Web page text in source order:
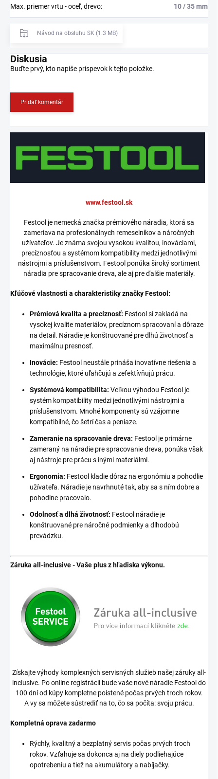
Max. priemer vrtu - oceľ, drevo: 10 / 35 mm
Návod na obsluhu SK (1.3 MB)
Diskusia
Buďte prvý, kto napíše príspevok k tejto položke.
Pridať komentár
www.festool.sk
Festool je nemecká značka prémiového náradia, ktorá sa
zameriava na profesionálnych remeselníkov a náročných
užívateľov. Je známa svojou vysokou kvalitou, inováciami,
precíznosťou a systémom kompatibility medzi jednotlivými
nástrojmi a príslušenstvom. Festool ponúka široký sortiment
náradia pre spracovanie dreva, ale aj pre ďalšie materiály.
Kľúčové vlastnosti a charakteristiky značky Festool:
Prémiová kvalita a precíznosť: Festool si zakladá na
vysokej kvalite materiálov, precíznom spracovaní a dôraze
na detail. Náradie je konštruované pre dlhú životnosť a
maximálnu presnosť.
Inovácie: Festool neustále prináša inovatívne riešenia a
technológie, ktoré uľahčujú a zefektívňujú prácu.
Systémová kompatibilita: Veľkou výhodou Festool je
systém kompatibility medzi jednotlivými nástrojmi a
príslušenstvom. Mnohé komponenty sú vzájomne
kompatibilné, čo šetrí čas a peniaze.
Zameranie na spracovanie dreva: Festool je primárne
zameraný na náradie pre spracovanie dreva, ponúka však
aj nástroje pre prácu s inými materiálmi.
Ergonomia: Festool kladie dôraz na ergonómiu a pohodlie
užívateľa. Náradie je navrhnuté tak, aby sa s ním dobre a
pohodlne pracovalo.
Odolnosť a dlhá životnosť: Festool náradie je
konštruované pre náročné podmienky a dlhodobú
prevádzku.
Záruka all-inclusive - Vaše plus z hľadiska výkonu.
Získajte výhody komplexných servisných služieb našej záruky all-
inclusive. Po online registrácii bude vaše nové náradie Festool do
100 dní od kúpy kompletne poistené počas prvých troch rokov.
A vy sa môžete sústrediť na to, čo sa počíta: svoju prácu.
Kompletná oprava zadarmo
Rýchly, kvalitný a bezplatný servis počas prvých troch
rokov. Vzťahuje sa dokonca aj na diely podliehajúce
opotrebeniu a tiež na akumulátory a nabíjačky.